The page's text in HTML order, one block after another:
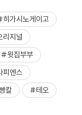
가시노게이고
지널
#윗집부부
엔스
칼
#테오